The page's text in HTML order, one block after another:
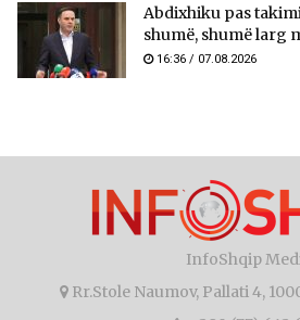
Abdixhiku pas
shumë, shumë larg
16:36 / 07.08.2026
InfoShqip
Rr.Stole Naumov, Pallati 4,